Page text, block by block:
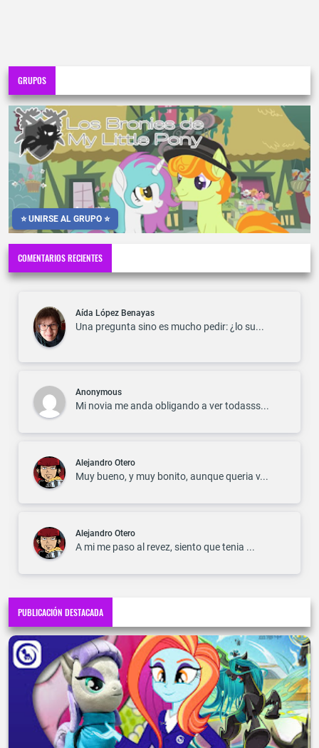
GRUPOS
⭐ UNIRSE AL GRUPO ⭐
COMENTARIOS RECIENTES
Aída López Benayas
Una pregunta sino es mucho pedir: ¿lo su...
Anonymous
Mi novia me anda obligando a ver todasss...
Alejandro Otero
Muy bueno, y muy bonito, aunque queria v...
Alejandro Otero
A mi me paso al revez, siento que tenia ...
PUBLICACIÓN DESTACADA